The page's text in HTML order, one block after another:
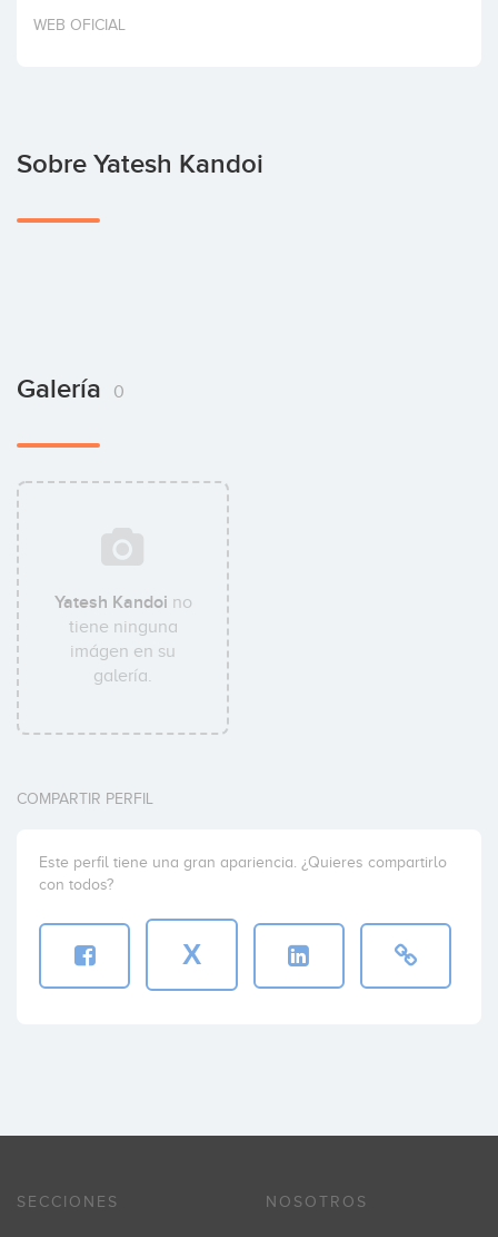
Invertir
WEB OFICIAL
Sobre Yatesh Kandoi
Galería 0
Yatesh Kandoi no
tiene ninguna
imágen en su
galería.
COMPARTIR PERFIL
Este perfil tiene una gran apariencia. ¿Quieres compartirlo
con todos?
X
SECCIONES NOSOTROS